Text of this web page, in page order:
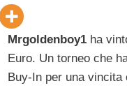
Mrgoldenboy1ha
Euro. Un torneo che
Buy-In per una vincita